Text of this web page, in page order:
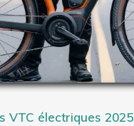
VTC électriques 2025